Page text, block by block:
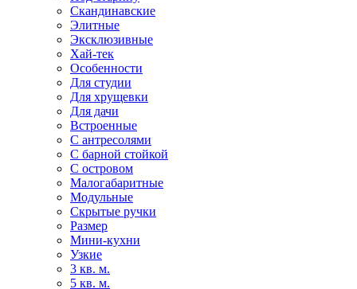
Скандинавские
Элитные
Эксклюзивные
Хай-тек
Особенности
Для студии
Для хрущевки
Для дачи
Встроенные
С антресолями
С барной стойкой
С островом
Малогабаритные
Модульные
Скрытые ручки
Размер
Мини-кухни
Узкие
3 кв. м.
5 кв. м.